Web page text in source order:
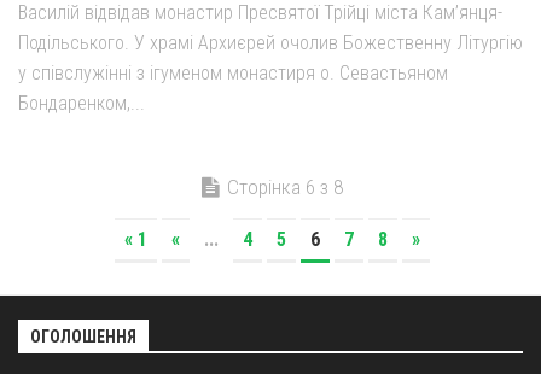
Василій відвідав монастир Пресвятої Трійці міста Кам’янця-
Подільського. У храмі Архиєрей очолив Божественну Літургію
у співслужінні з ігуменом монастиря о. Севастьяном
Бондаренком,...
Сторінка 6 з 8
« 1 « ... 4 5 6 7 8 »
ОГОЛОШЕННЯ